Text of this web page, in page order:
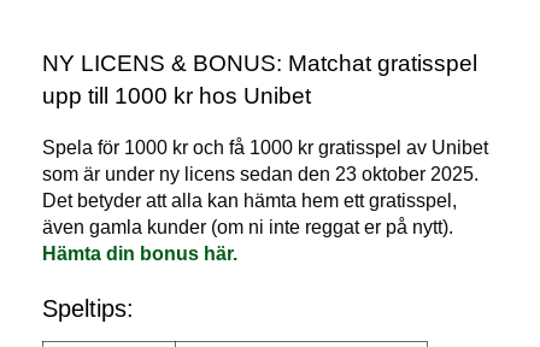
NY LICENS & BONUS: Matchat gratisspel
upp till 1000 kr hos Unibet
Spela för 1000 kr och få 1000 kr gratisspel av Unibet
som är under ny licens sedan den 23 oktober 2025.
Det betyder att alla kan hämta hem ett gratisspel,
även gamla kunder (om ni inte reggat er på nytt).
Hämta din bonus här.
Speltips: